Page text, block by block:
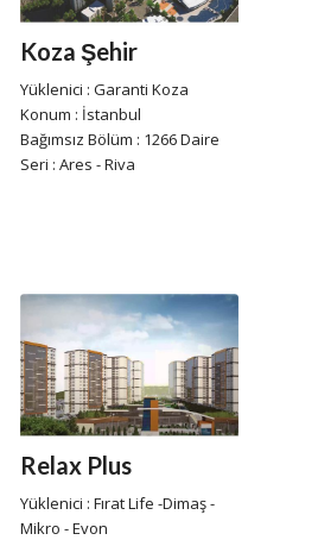
Koza Şehir
Yüklenici : Garanti Koza
Konum : İstanbul
Bağımsız Bölüm : 1266 Daire
Seri : Ares - Riva
Relax Plus
Yüklenici : Fırat Life -Dimaş -
Mikro - Evon